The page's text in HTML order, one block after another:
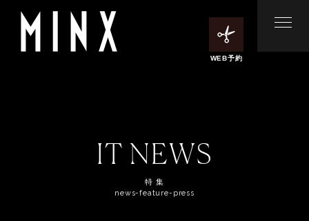
WEB予約
IT NEWS
特 集
news-feature-press